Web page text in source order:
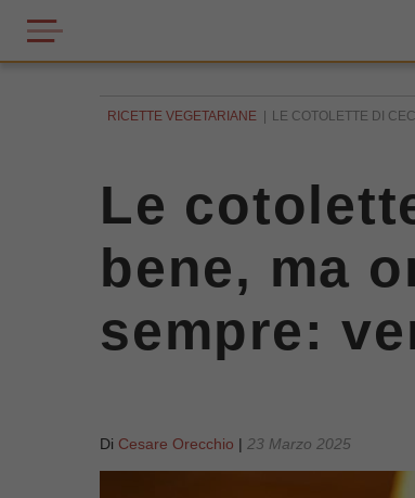
RICETTE VEGETARIANE LE COTOLETTE DI
Le
bene, ma
sempre:
Di Cesare Orecchio | 23 Marzo 2025